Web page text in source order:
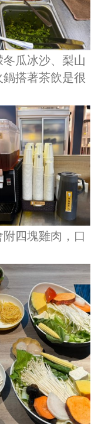
瓜冰沙、梨山
搭著茶飲是很
四塊雞肉，口